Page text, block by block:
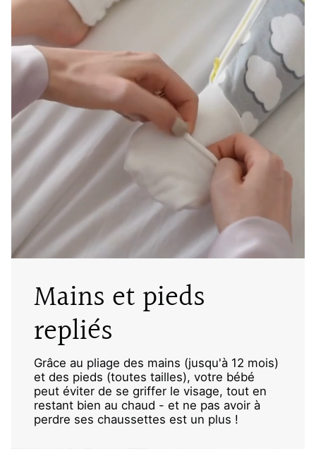
Mains et pieds
repliés
Grâce au pliage des mains (jusqu'à 12 mois)
et des pieds (toutes tailles), votre bébé
peut éviter de se griffer le visage, tout en
restant bien au chaud - et ne pas avoir à
perdre ses chaussettes est un plus !